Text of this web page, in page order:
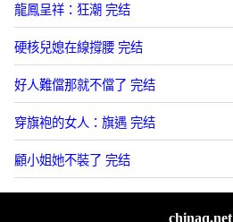
龍鳳呈祥：狂潮 完结
硬核兒媳在線撐腰 完结
好人難儅那就不儅了 完结
穿旗袍的女人：旗遇 完结
顧小姐她不裝了 完结
chinaq.net